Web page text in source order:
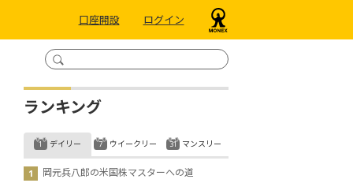
口座開設 ログイン
ランキング
デイリー
岡元兵八郎の米国株マスターへの道
ウイークリー マンスリー